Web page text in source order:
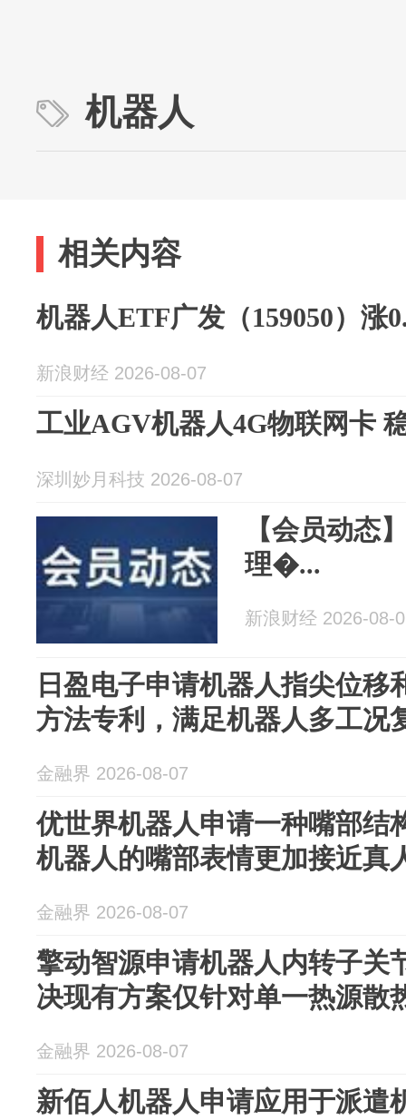
机器人
相关内容
机器人ETF广发（159050）涨
新浪财经 2026-08-07
工业AGV机器人4G物联网卡
深圳妙月科技 2026-08-07
【会员动态
理�...
新浪财经 2026-08-
日盈电子申请机器人指尖位移
方法专利，满足机器人多工况
金融界 2026-08-07
优世界机器人申请一种嘴部结
机器人的嘴部表情更加接近真
金融界 2026-08-07
擎动智源申请机器人内转子关
决现有方案仅针对单一热源散
金融界 2026-08-07
新佰人机器人申请应用于派遣